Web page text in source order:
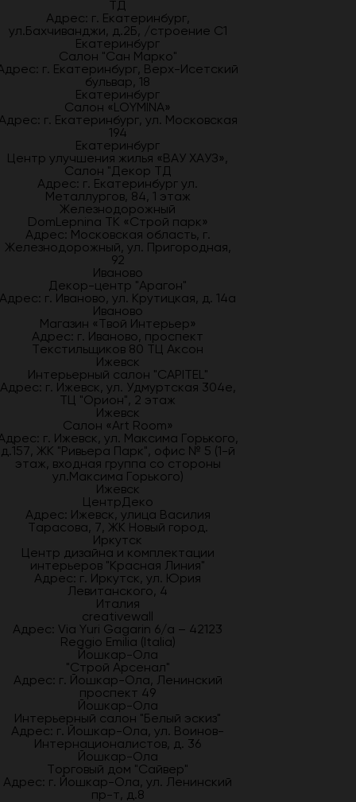
ТД
Адрес: г. Екатеринбург,
ул.Бахчиванджи, д.2Б, /строение С1
Екатеринбург
Салон "Сан Марко"
г. Екатеринбург, Верх-Исетский
бульвар, 18
Екатеринбург
Салон «LOYMINA»
г. Екатеринбург, ул. Московская
194
Екатеринбург
Центр улучшения жилья «ВАУ ХАУЗ»,
Салон "Декор ТД
Адрес: г. Екатеринбург ул.
Металлургов, 84, 1 этаж
Железнодорожный
DomLepnina ТК «Строй парк»
Адрес: Московская область, г.
Железнодорожный, ул. Пригородная,
92
Иваново
Декор-центр "Арагон"
Адрес: г. Иваново, ул. Крутицкая, д. 14а
Иваново
Магазин «Твой Интерьер»
Адрес: г. Иваново, проспект
Текстильщиков 80 ТЦ Аксон
Ижевск
Интерьерный салон "CAPITEL"
Адрес: г. Ижевск, ул. Удмуртская 304е,
ТЦ "Орион", 2 этаж
Ижевск
Салон «Art Room»
г. Ижевск, ул. Максима Горького,
д.157, ЖК "Ривьера Парк", офис № 5 (1-й
этаж, входная группа со стороны
ул.Максима Горького)
Ижевск
ЦентрДеко
Адрес: Ижевск, улица Василия
Тарасова, 7, ЖК Новый город.
Иркутск
Центр дизайна и комплектации
интерьеров "Красная Линия"
Адрес: г. Иркутск, ул. Юрия
Левитанского, 4
Италия
creativewall
Адрес: Via Yuri Gagarin 6/a – 42123
Reggio Emilia (Italia)
Йошкар-Ола
"Строй Арсенал"
Адрес: г. Йошкар-Ола, Ленинский
проспект 49
Йошкар-Ола
Интерьерный салон "Белый эскиз"
Адрес: г. Йошкар-Ола, ул. Воинов-
Интернационалистов, д. 36
Йошкар-Ола
Торговый дом "Сайвер"
Адрес: г. Йошкар-Ола, ул. Ленинский
пр-т, д.8